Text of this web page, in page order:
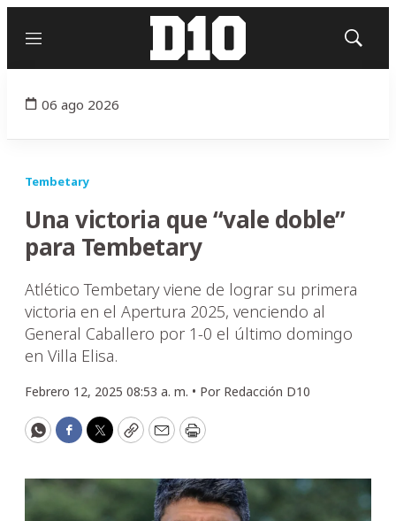
Menú
Mostrar
06 ago 2026
Tembetary
Una victoria que “vale doble”
para Tembetary
Atlético Tembetary viene de lograr su primera
victoria en el Apertura 2025, venciendo al
General Caballero por 1-0 el último domingo
en Villa Elisa.
Febrero 12, 2025 08:53 a. m. • Por Redacción D10
WhatsApp
Facebook
Twitter
CopyEmailPrint